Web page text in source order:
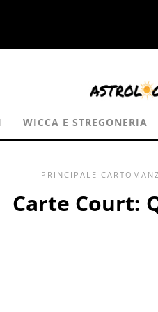
WICCA E STREGONERIA
PRINCIPALE
Carte Court: